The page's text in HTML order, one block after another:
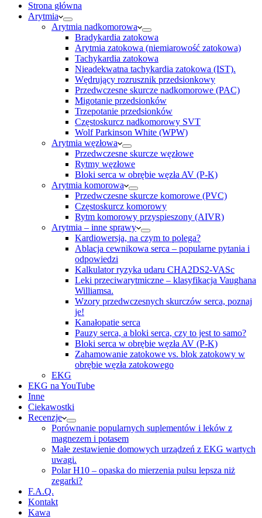
Strona główna
Arytmia
Arytmia nadkomorowa
Bradykardia zatokowa
Arytmia zatokowa (niemiarowość zatokowa)
Tachykardia zatokowa
Nieadekwatna tachykardia zatokowa (IST).
Wędrujący rozrusznik przedsionkowy
Przedwczesne skurcze nadkomorowe (PAC)
Migotanie przedsionków
Trzepotanie przedsionków
Częstoskurcz nadkomorowy SVT
Wolf Parkinson White (WPW)
Arytmia węzłowa
Przedwczesne skurcze węzłowe
Rytmy węzłowe
Bloki serca w obrębie węzła AV (P-K)
Arytmia komorowa
Przedwczesne skurcze komorowe (PVC)
Częstoskurcz komorowy
Rytm komorowy przyspieszony (AIVR)
Arytmia – inne sprawy
Kardiowersja, na czym to polega?
Ablacja cewnikowa serca – popularne pytania i
odpowiedzi
Kalkulator ryzyka udaru CHA2DS2-VASc
Leki przeciwarytmiczne – klasyfikacja Vaughana
Williamsa.
Wzory przedwczesnych skurczów serca, poznaj
je!
Kanałopatie serca
Pauzy serca, a bloki serca, czy to jest to samo?
Bloki serca w obrębie węzła AV (P-K)
Zahamowanie zatokowe vs. blok zatokowy w
obrębie węzła zatokowego
EKG
EKG na YouTube
Inne
Ciekawostki
Recenzje
Porównanie popularnych suplementów i leków z
magnezem i potasem
Małe zestawienie domowych urządzeń z EKG wartych
uwagi.
Polar H10 – opaska do mierzenia pulsu lepsza niż
zegarki?
F.A.Q.
Kontakt
Kawa